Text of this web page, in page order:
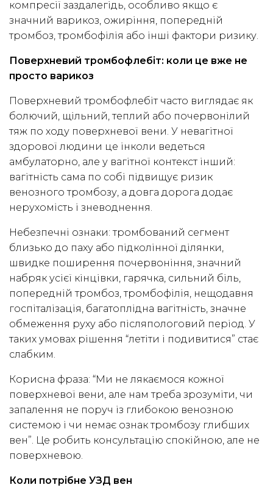
компресії заздалегідь, особливо якщо є
значний варикоз, ожиріння, попередній
тромбоз, тромбофілія або інші фактори ризику.
Поверхневий тромбофлебіт: коли це вже не
просто варикоз
Поверхневий тромбофлебіт часто виглядає як
болючий, щільний, теплий або почервонілий
тяж по ходу поверхневої вени. У невагітної
здорової людини це інколи ведеться
амбулаторно, але у вагітної контекст інший:
вагітність сама по собі підвищує ризик
венозного тромбозу, а довга дорога додає
нерухомість і зневоднення.
Небезпечні ознаки: тромбований сегмент
близько до паху або підколінної ділянки,
швидке поширення почервоніння, значний
набряк усієї кінцівки, гарячка, сильний біль,
попередній тромбоз, тромбофілія, нещодавня
госпіталізація, багатоплідна вагітність, значне
обмеження руху або післяпологовий період. У
таких умовах рішення “летіти і подивитися” стає
слабким.
Корисна фраза: “Ми не лякаємося кожної
поверхневої вени, але нам треба зрозуміти, чи
запалення не поруч із глибокою венозною
системою і чи немає ознак тромбозу глибших
вен”. Це робить консультацію спокійною, але не
поверхневою.
Коли потрібне УЗД вен